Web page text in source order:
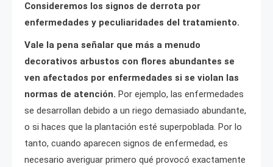
Consideremos los signos de derrota por
enfermedades y peculiaridades del tratamiento.
Vale la pena señalar que más a menudo
decorativos arbustos con flores abundantes se
ven afectados por enfermedades si se violan las
normas de atención. Por ejemplo, las enfermedades
se desarrollan debido a un riego demasiado abundante,
o si haces que la plantación esté superpoblada. Por lo
tanto, cuando aparecen signos de enfermedad, es
necesario averiguar primero qué provocó exactamente